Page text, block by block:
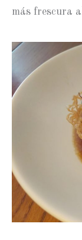
más frescura